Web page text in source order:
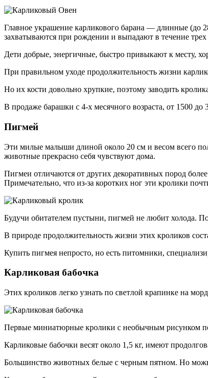
Главное украшение карликового барана — длинные
захватываются при рождении и выпадают в течение
Дети добрые, энергичные, быстро привыкают к месту,
При правильном уходе продолжительность жизни
Но их кости довольно хрупкие, поэтому заводить
В продаже барашки с 4-х месячного возраста, от 1500
Пигмей
Эти милые малыши длиной около 20 см и весом всего
животные прекрасно себя чувствуют дома.
Пигмеи отличаются от других декоративных пород
Примечательно, что из-за коротких ног эти кролики
Будучи обитателем пустыни, пигмей не любит холода.
В природе продолжительность жизни этих кроликов
Купить пигмея непросто, но есть питомники,
Карликовая бабочка
Этих кроликов легко узнать по светлой крапинке на
Первые миниатюрные кролики с необычным рисунком
Карликовые бабочки весят около 1,5 кг, имеют
Большинство животных белые с черным пятном. Но